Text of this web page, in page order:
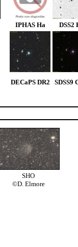
IPHAS Ha DSS2
DECaPS DR2 SDSS9
SHO
©D. Elmore